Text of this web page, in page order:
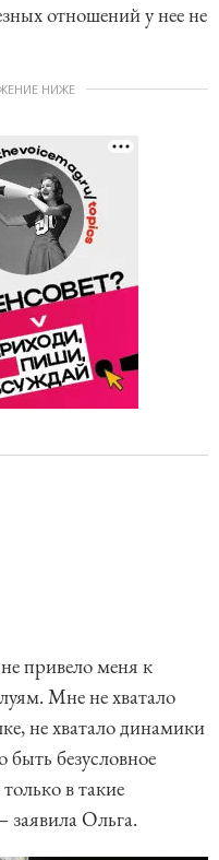
отношений у нее не
НИЖЕ
привело меня к
Мне не хватало
не хватало динамики
безусловное
в такие
заявила Ольга.